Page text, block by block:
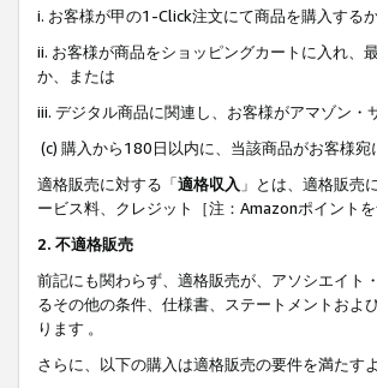
i. お客様が甲の1-Click注文にて商品を購入するか
ii. お客様が商品をショッピングカートに入れ、
か、または
iii. デジタル商品に関連し、お客様がアマゾン
(c) 購入から180日以内に、当該商品がお客様
適格販売に対する「適格収入 」とは、適格販売
ービス料、クレジット［注：Amazonポイント
2. 不適格販売
前記にも関わらず、適格販売が、アソシエイト
るその他の条件、仕様書、ステートメントおよ
ります 。
さらに、以下の購入は適格販売の要件を満たす